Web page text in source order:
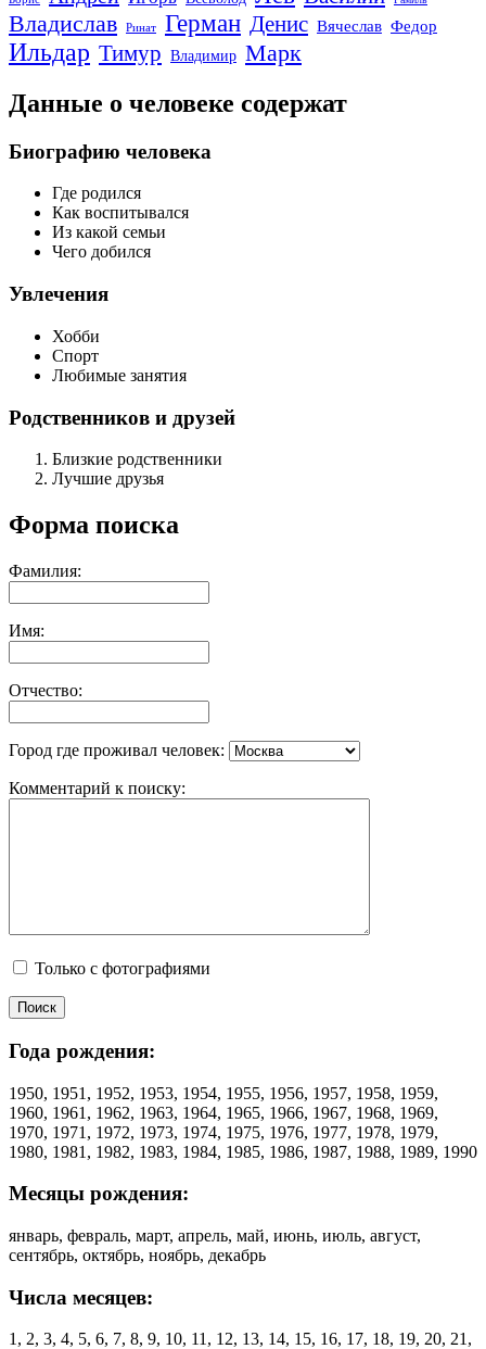
Владислав Ринат Герман Денис Вячеслав Федор
Ильдар Тимур Владимир Марк
Данные о человеке содержат
Биографию человека
Где родился
Как воспитывался
Из какой семьи
Чего добился
Увлечения
Хобби
Спорт
Любимые занятия
Родственников и друзей
Близкие родственники
Лучшие друзья
Форма поиска
Фамилия:
Имя:
Отчество:
Город где проживал человек:
Комментарий к поиску:
Только с фотографиями
Года рождения:
1950, 1951, 1952, 1953, 1954, 1955, 1956, 1957, 1958, 1959,
1960, 1961, 1962, 1963, 1964, 1965, 1966, 1967, 1968, 1969,
1970, 1971, 1972, 1973, 1974, 1975, 1976, 1977, 1978, 1979,
1980, 1981, 1982, 1983, 1984, 1985, 1986, 1987, 1988, 1989, 1990
Месяцы рождения:
январь, февраль, март, апрель, май, июнь, июль, август,
сентябрь, октябрь, ноябрь, декабрь
Числа месяцев:
1, 2, 3, 4, 5, 6, 7, 8, 9, 10, 11, 12, 13, 14, 15, 16, 17, 18, 19, 20, 21,